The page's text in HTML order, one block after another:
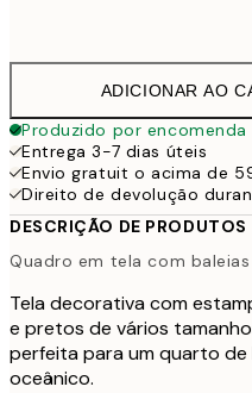
ADICIONAR AO
Produzido por encomenda
Entrega 3-7 dias úteis
Envio gratuit o acima de
Direito de devolução
DESCRIÇÃO DE PRODUTOS
Quadro em tela com baleias
Tela decorativa com
e pretos de vários
perfeita para um quarto
oceânico.